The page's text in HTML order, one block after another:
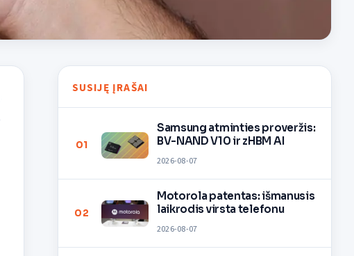
SUSIJĘ ĮRAŠAI
01
Samsung atminties proveržis:
BV-NAND V10 ir zHBM AI
2026-08-07
02
Motorola patentas: išmanusis
laikrodis virsta telefonu
2026-08-07